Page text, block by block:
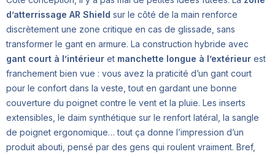
d’atterrissage AR Shield sur le côté de la main renforce
discrètement une zone critique en cas de glissade, sans
transformer le gant en armure. La construction hybride avec
gant court à l’intérieur et manchette longue à l’extérieur est
franchement bien vue : vous avez la praticité d’un gant court
pour le confort dans la veste, tout en gardant une bonne
couverture du poignet contre le vent et la pluie. Les inserts
extensibles, le daim synthétique sur le renfort latéral, la sangle
de poignet ergonomique… tout ça donne l’impression d’un
produit abouti, pensé par des gens qui roulent vraiment. Bref,